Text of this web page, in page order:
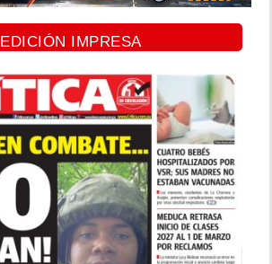
EDICIÓN IMPRESA